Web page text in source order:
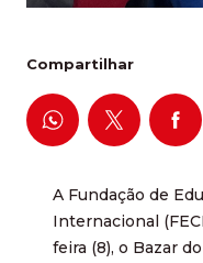
Compartilhar
A Fundação de
Internacional
feira (8), o Bazar